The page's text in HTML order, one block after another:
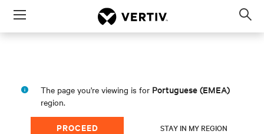
Menu
The page you're viewing is for Portuguese (EMEA)
region.
PROCEED STAY IN MY REGION